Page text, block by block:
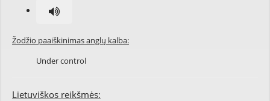
Žodžio paaiškinimas anglų kalba:
Under control
Lietuviškos reikšmės: